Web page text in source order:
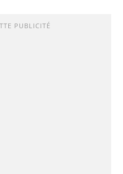
PUBLICITÉ